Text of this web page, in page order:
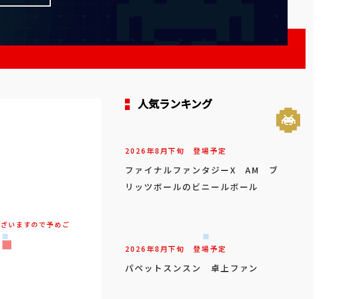
いますので予めご
人気ランキング
2026年8月下旬 登場予定
ファイナルファンタジーX AM ブ
リッツボールのビニールボール
2026年8月下旬 登場予定
パペットスンスン 卓上ファン